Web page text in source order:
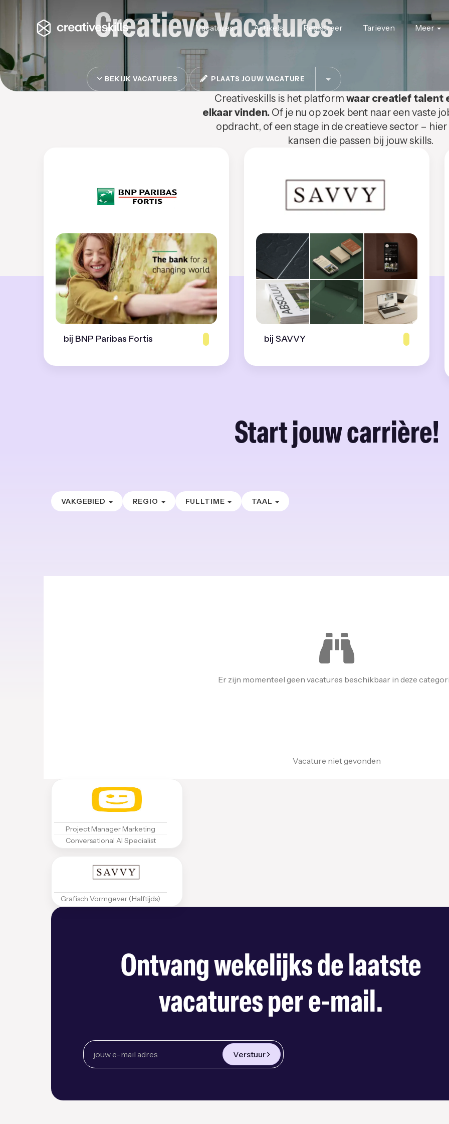
Vacatures Artikels Registreer Tarieven Meer
Creatieve Vacatures
BEKIJK VACATURES PLAATS JOUW VACATURE
Creativeskills is het platform waar creatief talent
elkaar vinden. Of je nu op zoek bent naar een vaste
opdracht, of een stage in de creatieve sector –
kansen die passen bij jouw skills.
bij BNP Paribas Fortis bij SAVVY
Start jouw carrière!
VAKGEBIED REGIO FULLTIME TAAL
Er zijn momenteel geen vacatures beschikbaar in deze
Vacature niet gevonden
Project Manager Marketing
Conversational AI Specialist
Grafisch Vormgever (Halftijds)
Ontvang wekelijks de laatste
vacatures per e-mail.
Verstuur